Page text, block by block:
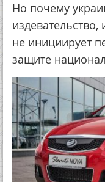
Но почему
не инициирует
защите